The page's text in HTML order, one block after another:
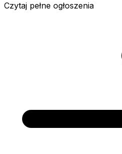
Czytaj pełne ogłoszenia